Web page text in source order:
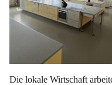
Die lokale Wirtschaft